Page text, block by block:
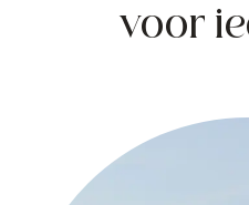
voor